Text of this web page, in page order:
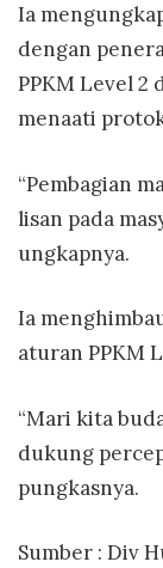
Ia
dengan
PPKM Level 2
menaati
“Pembagian
lisan pada
ungkapnya.
Ia
aturan PPKM
“Mari kita
dukung
pungkasnya.
Sumber : Div